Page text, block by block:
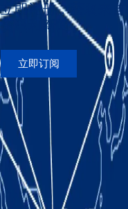
立即注册，获取来
资讯和新闻
立即订阅